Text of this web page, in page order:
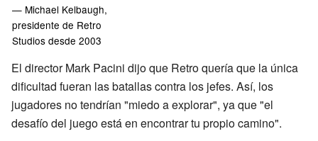
— Michael Kelbaugh,
presidente de Retro
Studios desde 2003
El director Mark Pacini dijo que Retro quería que la única
dificultad fueran las batallas contra los jefes. Así, los
jugadores no tendrían "miedo a explorar", ya que "el
desafío del juego está en encontrar tu propio camino".